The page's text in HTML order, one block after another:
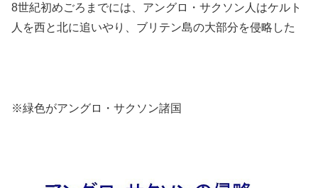
8世紀初めごろまでには、アングロ・サクソン人はケルト
人を西と北に追いやり、ブリテン島の大部分を侵略した
※緑色がアングロ・サクソン諸国